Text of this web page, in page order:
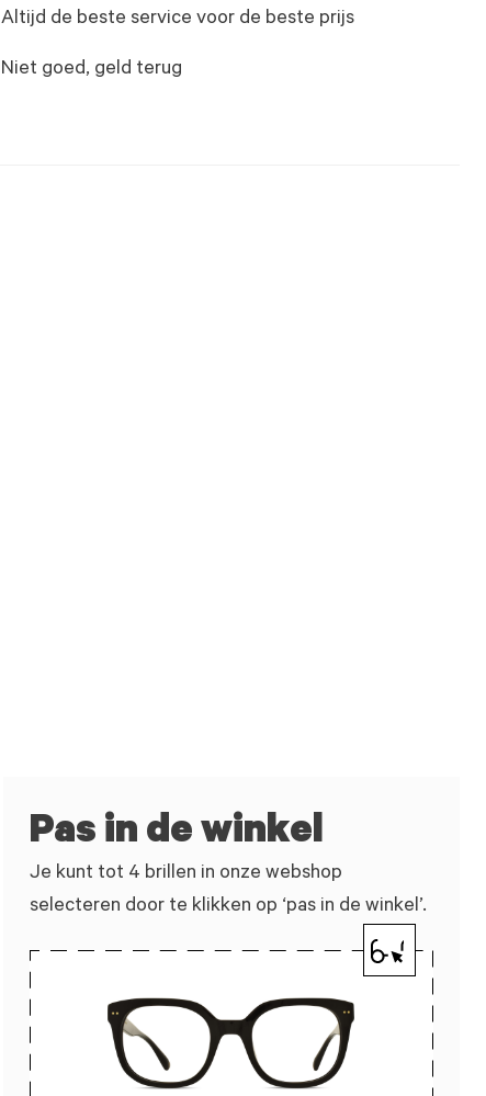
Altijd de beste service voor de beste prijs
Niet goed, geld terug
Pas in de winkel
Je kunt tot 4 brillen in onze webshop
selecteren door te klikken op ‘pas in de winkel’.